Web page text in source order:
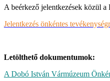
A beérkező jelentkezések közül
Jelentkezés önkéntes
Letölthető dokumentumok:
A Dobó István Vármúzeum